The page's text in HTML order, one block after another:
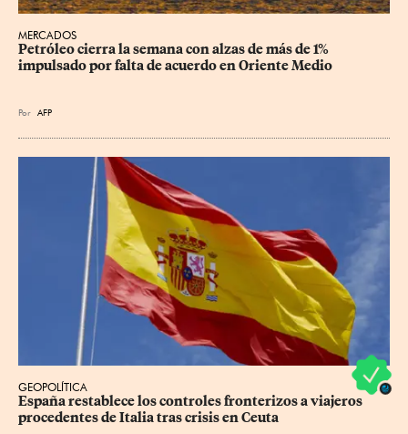
MERCADOS
Petróleo cierra la semana con alzas de más de 1%
impulsado por falta de acuerdo en Oriente Medio
Por AFP
GEOPOLÍTICA
España restablece los controles fronterizos a viajeros
procedentes de Italia tras crisis en Ceuta